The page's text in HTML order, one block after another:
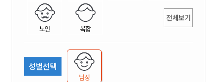
노인 복합
전체보기
성별선택
남성